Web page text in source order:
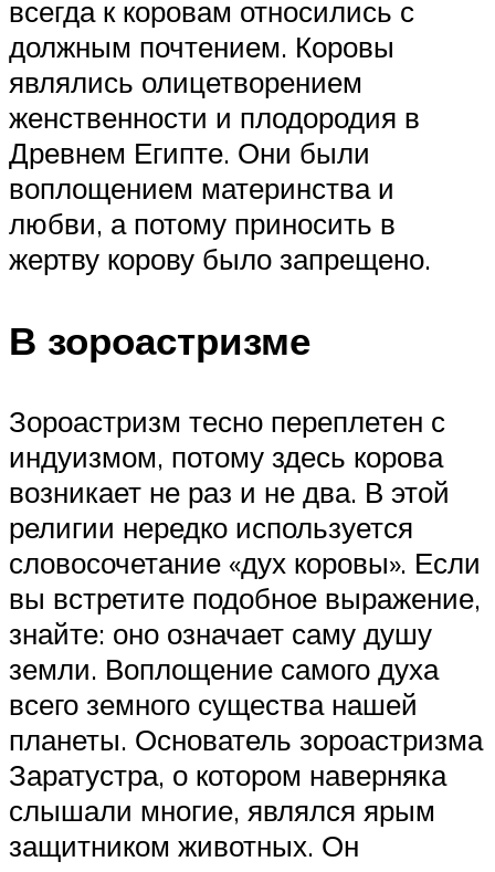
всегда к коровам относились с
должным почтением. Коровы
являлись олицетворением
женственности и плодородия в
Древнем Египте. Они были
воплощением материнства и
любви, а потому приносить в
жертву корову было запрещено.
В зороастризме
Зороастризм тесно переплетен с
индуизмом, потому здесь корова
возникает не раз и не два. В этой
религии нередко используется
словосочетание «дух коровы». Если
вы встретите подобное выражение,
знайте: оно означает саму душу
земли. Воплощение самого духа
всего земного существа нашей
планеты. Основатель зороастризма
Заратустра, о котором наверняка
слышали многие, являлся ярым
защитником животных. Он